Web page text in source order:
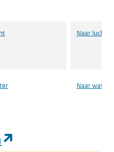
Naar lucht
Naar water